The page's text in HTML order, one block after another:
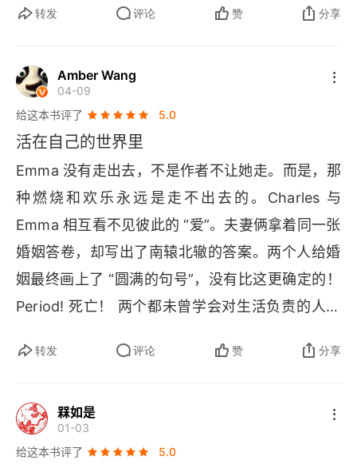
转发 评论 赞 分享
Amber Wang
04-09
给这本书评了
5.0
活在自己的世界里
Emma 没有走出去，不是作者不让她走。而是，那
种燃烧和欢乐永远是走不出去的。 Charles
Emma 相互看不见彼此的 “爱”。夫妻俩拿着同一张
婚姻答卷，却写出了南辕北辙的答案。两个人给婚
姻最终画上了 “圆满的句号”，没有比这更确定的！
Period! 死亡！ 两个都未曾学会对生活负责的人，
契！在他们一起奔赴的另一个世界里，希望他们能
然不同的人生结局。也许是人间清醒型，懂得珍视
转发 评论 赞 分享
槑如是
01-03
给这本书评了
5.0